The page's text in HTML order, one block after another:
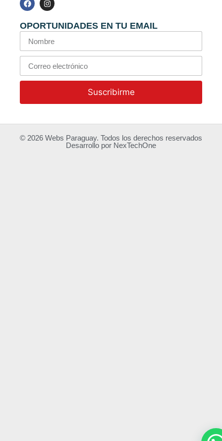
OPORTUNIDADES EN TU EMAIL
Suscribirme
© 2026 Webs Paraguay. Todos los derechos reservados
Desarrollo por NexTechOne